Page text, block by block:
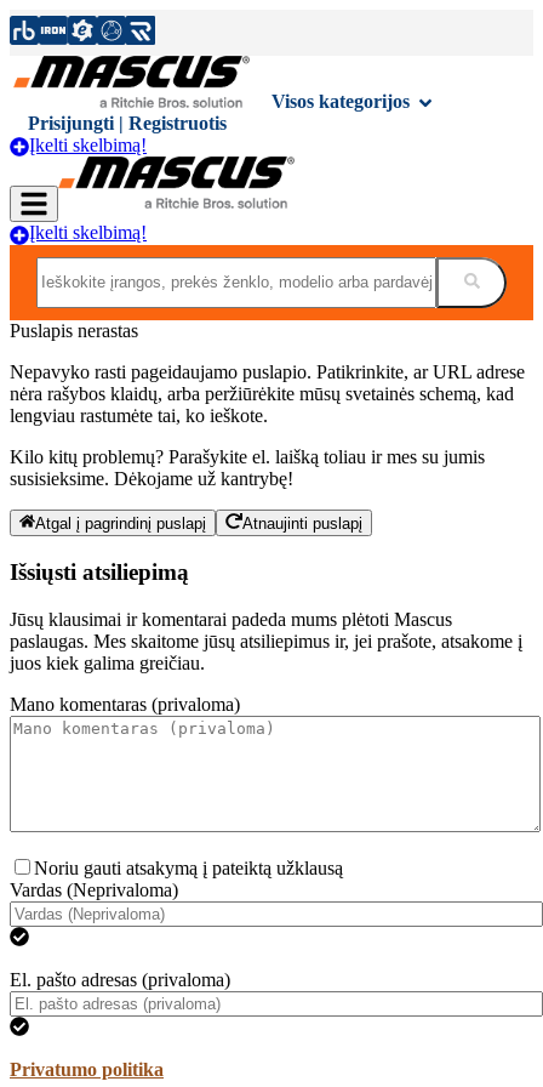
Visos kategorijos
Prisijungti | Registruotis
Įkelti skelbimą!
Įkelti skelbimą!
Puslapis nerastas
Nepavyko rasti pageidaujamo puslapio. Patikrinkite, ar URL adrese
nėra rašybos klaidų, arba peržiūrėkite mūsų svetainės schemą, kad
lengviau rastumėte tai, ko ieškote.
Kilo kitų problemų? Parašykite el. laišką toliau ir mes su jumis
susisieksime. Dėkojame už kantrybę!
Atgal į pagrindinį puslapį Atnaujinti puslapį
Išsiųsti atsiliepimą
Jūsų klausimai ir komentarai padeda mums plėtoti Mascus
paslaugas. Mes skaitome jūsų atsiliepimus ir, jei prašote, atsakome į
juos kiek galima greičiau.
Mano komentaras (privaloma)
Noriu gauti atsakymą į pateiktą užklausą
Vardas (Neprivaloma)
El. pašto adresas (privaloma)
Privatumo politika